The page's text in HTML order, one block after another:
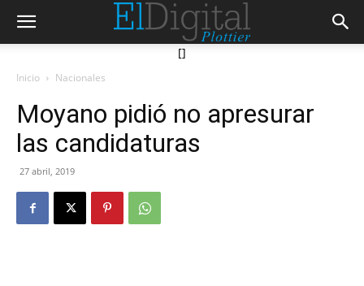
[]
Inicio Nacionales
Moyano pidió no apresurar
las candidaturas
27 abril, 2019